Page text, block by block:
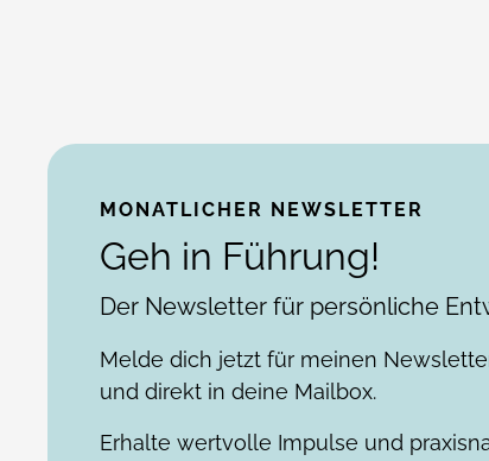
MONATLICHER NEWSLETTER
Geh in Führung!
Der Newsletter für persönliche
Melde dich jetzt für meinen
und direkt in deine Mailbox.
Erhalte wertvolle Impulse und